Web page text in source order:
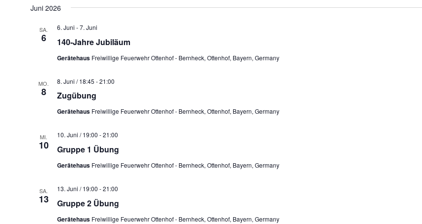
Juni 2026
SA.
6 140-Jahre Jubiläum
6. Juni -7. Juni
Gerätehaus Freiwillige Feuerwehr Ottenhof - Bernheck, Ottenhof, Bayern, Germany
MO.
8 Zugübung
8. Juni / 18:45 -21:00
Gerätehaus Freiwillige Feuerwehr Ottenhof - Bernheck, Ottenhof, Bayern, Germany
MI.
10 Gruppe 1 Übung
10. Juni / 19:00 -21:00
Gerätehaus Freiwillige Feuerwehr Ottenhof - Bernheck, Ottenhof, Bayern, Germany
SA.
13 Gruppe 2 Übung
13. Juni / 19:00 -21:00
Gerätehaus Freiwillige Feuerwehr Ottenhof - Bernheck, Ottenhof, Bayern, Germany